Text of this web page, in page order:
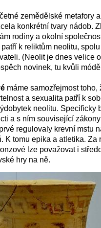
zemědělské metafory
konkrétní tvary nádob.
rodiny a okolní
k reliktům neolitu,
(Neolit je dnes velice
novinek, tu kvůli
máme samozřejmost toho,
a sexualita patří k
neolitu. Specificky
a s ním související zákony
regulovaly krevní mstu
K tomu epika a atletika. Za
lze považovat i
hry na ně.